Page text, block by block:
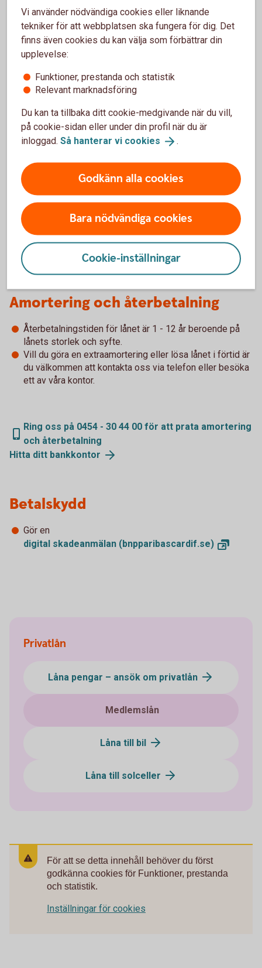
upp till 12 år 1
Uppläggningsavgift
0-300 kr
Aviseringsavgift e-faktura
0 kr
Upp till 12 år Tillbaka
2
Höjning eller ny låneansökan inom 3 år
tillkommer en avgift på 300 kr via
bankkontor. (0 kr via telefon och
internetbanken.)
Tillbaka
Vid postala avier är aviseringsavgiften 45 kr Tillbaka
Amortering och återbetalning
Återbetalningstiden för lånet är 1 - 12 år beroende på
lånets storlek och syfte.
Vill du göra en extraamortering eller lösa lånet i förtid är
du välkommen att kontakta oss via telefon eller besöka
ett av våra kontor.
Ring oss på 0454 - 30 44 00 för att prata amortering
och återbetalning
Hitta ditt bankkontor
Betalskydd
Gör en
digital skadeanmälan (bnpparibascardif.se)
Privatlån
Låna pengar – ansök om privatlån
Medlemslån
Låna till bil
Låna till solceller
För att se detta innehåll behöver du först
godkänna cookies för Funktioner, prestanda
och statistik.
Inställningar för cookies
Vi använder nödvändiga cookies eller liknande
tekniker för att webbplatsen ska fungera för dig. Det
finns även cookies du kan välja som förbättrar din
upplevelse:
Funktioner, prestanda och statistik
Relevant marknadsföring
Du kan ta tillbaka ditt cookie-medgivande när du vill,
på cookie-sidan eller under din profil när du är
inloggad. Så hanterar vi cookies .
Godkänn alla cookies
Bara nödvändiga cookies
Cookie-inställningar